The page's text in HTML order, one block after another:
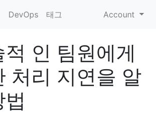
DevOps 태그 Account
적 인 팀원에게
처리 지연을 알